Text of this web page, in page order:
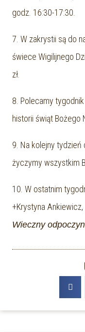
godz. 16:30-17:30.
7. W zakrystii są do
świece Wigilijnego
zł.
8. Polecamy
historii świąt Bożego
9. Na kolejny
życzymy wszystkim
10. W ostatnim
+Krystyna Ankiewicz,
Wieczny